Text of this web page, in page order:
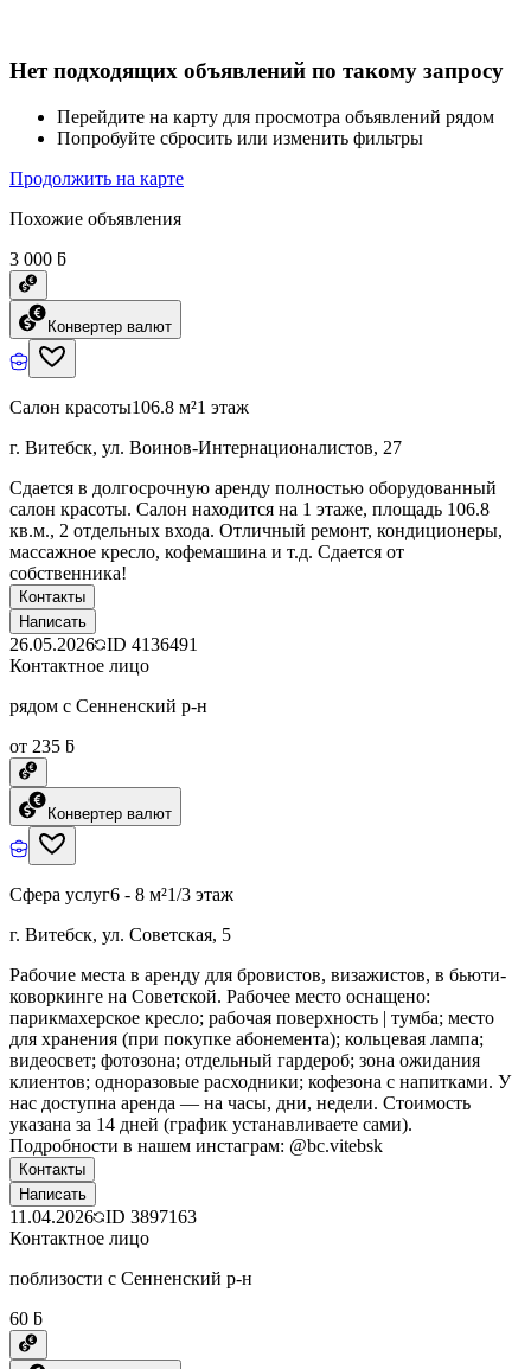
Нет подходящих объявлений по такому запросу
Перейдите на карту для просмотра объявлений рядом
Попробуйте сбросить или изменить фильтры
Продолжить на карте
Похожие объявления
3 000 ƃ
Конвертер валют
Салон красоты106.8 м²1 этаж
г. Витебск, ул. Воинов-Интернационалистов, 27
Сдается в долгосрочную аренду полностью оборудованный
салон красоты. Салон находится на 1 этаже, площадь 106.8
кв.м., 2 отдельных входа. Отличный ремонт, кондиционеры,
массажное кресло, кофемашина и т.д. Сдается от
собственника!
Контакты
Написать
26.05.2026 ID 4136491
Контактное лицо
рядом с Сенненский р-н
от 235 ƃ
Конвертер валют
Сфера услуг6 - 8 м²1/3 этаж
г. Витебск, ул. Советская, 5
Рабочие места в аренду для бровистов, визажистов, в бьюти-
коворкинге на Советской. Рабочее место оснащено:
парикмахерское кресло; рабочая поверхность | тумба; место
для хранения (при покупке абонемента); кольцевая лампа;
видеосвет; фотозона; отдельный гардероб; зона ожидания
клиентов; одноразовые расходники; кофезона с напитками. У
нас доступна аренда — на часы, дни, недели. Стоимость
указана за 14 дней (график устанавливаете сами).
Подробности в нашем инстаграм: @bc.vitebsk
Контакты
Написать
11.04.2026 ID 3897163
Контактное лицо
поблизости с Сенненский р-н
60 ƃ